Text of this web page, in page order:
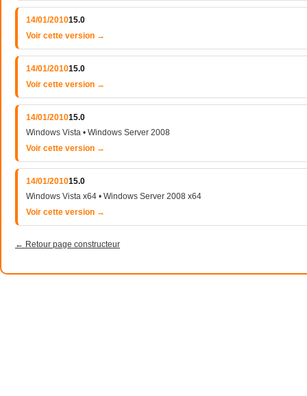
14/01/201015.0
Voir cette version →
14/01/201015.0
Voir cette version →
14/01/201015.0
Windows Vista • Windows Server 2008
Voir cette version →
14/01/201015.0
Windows Vista x64 • Windows Server 2008 x64
Voir cette version →
← Retour page constructeur